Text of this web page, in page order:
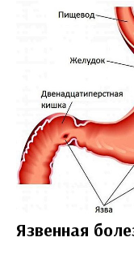
Язвенная